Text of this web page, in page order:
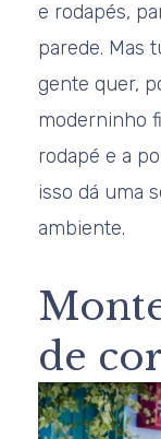
e rodapés,
parede. Mas
gente quer,
moderninho
rodapé e a
isso dá uma
ambiente.
de cor